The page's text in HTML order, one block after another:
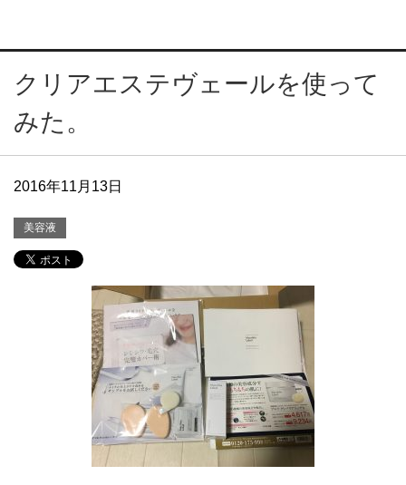
クリアエステヴェールを使って
みた。
2016年11月13日
美容液